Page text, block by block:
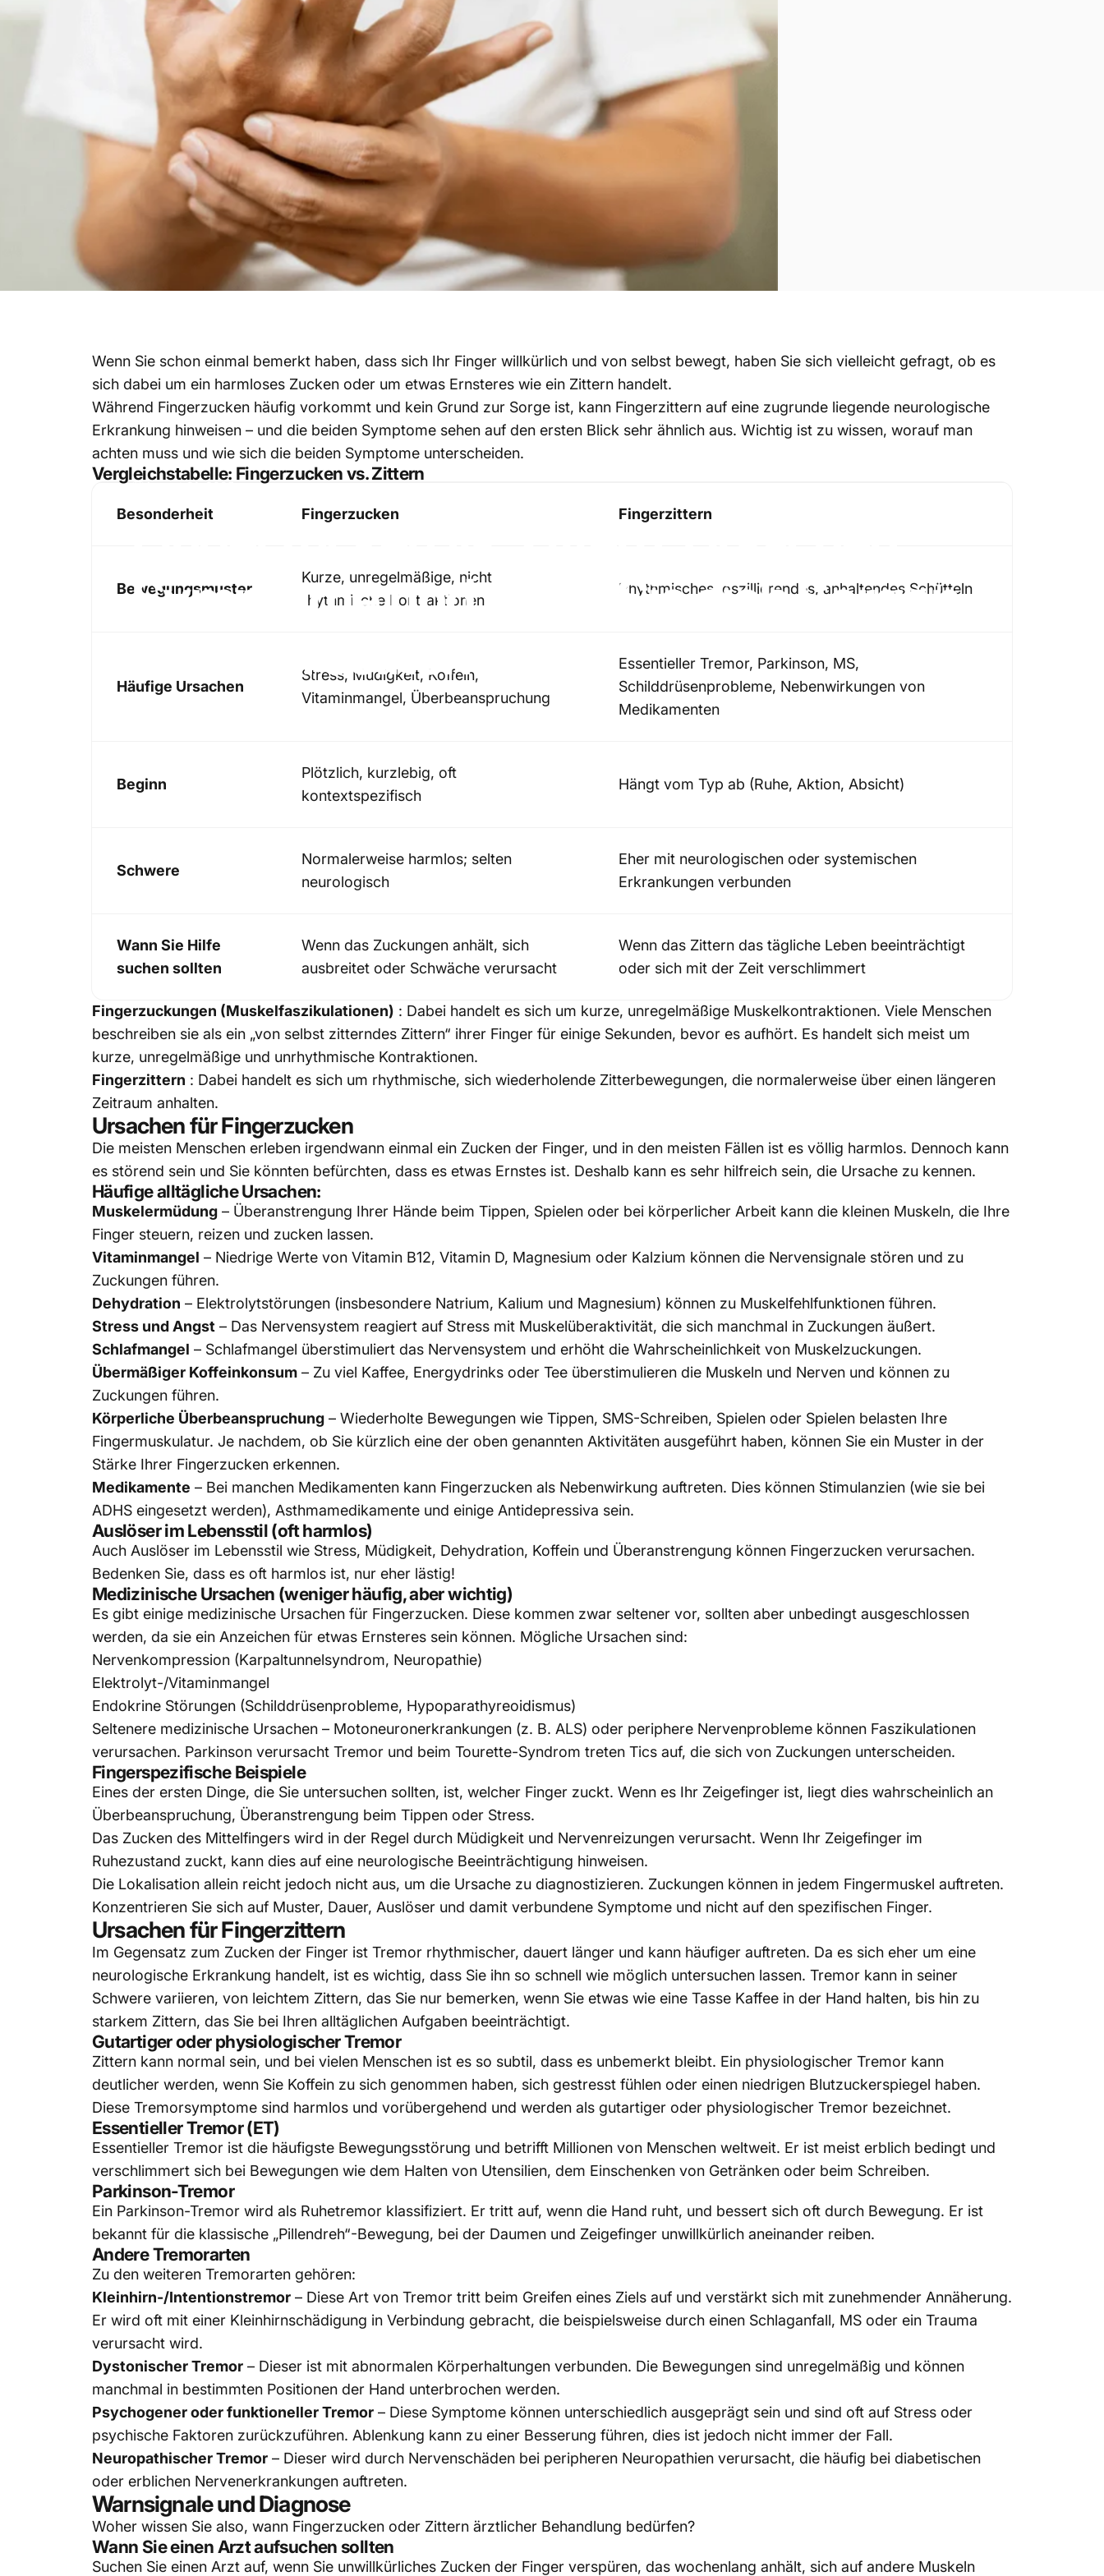
Fingerzucken Zittern:Ursachen,
Symptomeundwann SiesichSorgen
machensollten
Wenn Sie schon einmal bemerkt haben, dass sich Ihr Finger willkürlich und von selbst bewegt, haben Sie sich vielleicht gefragt, ob es
sich dabei um ein harmloses Zucken oder um etwas Ernsteres wie ein Zittern handelt.
Während Fingerzucken häufig vorkommt und kein Grund zur Sorge ist, kann Fingerzittern auf eine zugrunde liegende neurologische
Erkrankung hinweisen – und die beiden Symptome sehen auf den ersten Blick sehr ähnlich aus. Wichtig ist zu wissen, worauf man
achten muss und wie sich die beiden Symptome unterscheiden.
Vergleichstabelle: Fingerzucken vs. Zittern
Besonderheit Fingerzucken Fingerzittern
Bewegungsmuster
Kurze, unregelmäßige, nicht
rhythmische Kontraktionen
Rhythmisches, oszillierendes, anhaltendes Schütteln
Häufige Ursachen
Stress, Müdigkeit, Koffein,
Vitaminmangel, Überbeanspruchung
Essentieller Tremor, Parkinson, MS,
Schilddrüsenprobleme, Nebenwirkungen von
Medikamenten
Beginn
Plötzlich, kurzlebig, oft
kontextspezifisch
Hängt vom Typ ab (Ruhe, Aktion, Absicht)
Schwere
Normalerweise harmlos; selten
neurologisch
Eher mit neurologischen oder systemischen
Erkrankungen verbunden
Wann Sie Hilfe
suchen sollten
Wenn das Zuckungen anhält, sich
ausbreitet oder Schwäche verursacht
Wenn das Zittern das tägliche Leben beeinträchtigt
oder sich mit der Zeit verschlimmert
Fingerzuckungen (Muskelfaszikulationen) : Dabei handelt es sich um kurze, unregelmäßige Muskelkontraktionen. Viele Menschen
beschreiben sie als ein „von selbst zitterndes Zittern“ ihrer Finger für einige Sekunden, bevor es aufhört. Es handelt sich meist um
kurze, unregelmäßige und unrhythmische Kontraktionen.
Fingerzittern : Dabei handelt es sich um rhythmische, sich wiederholende Zitterbewegungen, die normalerweise über einen längeren
Zeitraum anhalten.
Ursachen für Fingerzucken
Die meisten Menschen erleben irgendwann einmal ein Zucken der Finger, und in den meisten Fällen ist es völlig harmlos. Dennoch kann
es störend sein und Sie könnten befürchten, dass es etwas Ernstes ist. Deshalb kann es sehr hilfreich sein, die Ursache zu kennen.
Häufige alltägliche Ursachen:
Muskelermüdung – Überanstrengung Ihrer Hände beim Tippen, Spielen oder bei körperlicher Arbeit kann die kleinen Muskeln, die Ihre
Finger steuern, reizen und zucken lassen.
Vitaminmangel – Niedrige Werte von Vitamin B12, Vitamin D, Magnesium oder Kalzium können die Nervensignale stören und zu
Zuckungen führen.
Dehydration – Elektrolytstörungen (insbesondere Natrium, Kalium und Magnesium) können zu Muskelfehlfunktionen führen.
Stress und Angst – Das Nervensystem reagiert auf Stress mit Muskelüberaktivität, die sich manchmal in Zuckungen äußert.
Schlafmangel – Schlafmangel überstimuliert das Nervensystem und erhöht die Wahrscheinlichkeit von Muskelzuckungen.
Übermäßiger Koffeinkonsum – Zu viel Kaffee, Energydrinks oder Tee überstimulieren die Muskeln und Nerven und können zu
Zuckungen führen.
Körperliche Überbeanspruchung – Wiederholte Bewegungen wie Tippen, SMS-Schreiben, Spielen oder Spielen belasten Ihre
Fingermuskulatur. Je nachdem, ob Sie kürzlich eine der oben genannten Aktivitäten ausgeführt haben, können Sie ein Muster in der
Stärke Ihrer Fingerzucken erkennen.
Medikamente – Bei manchen Medikamenten kann Fingerzucken als Nebenwirkung auftreten. Dies können Stimulanzien (wie sie bei
ADHS eingesetzt werden), Asthmamedikamente und einige Antidepressiva sein.
Auslöser im Lebensstil (oft harmlos)
Auch Auslöser im Lebensstil wie Stress, Müdigkeit, Dehydration, Koffein und Überanstrengung können Fingerzucken verursachen.
Bedenken Sie, dass es oft harmlos ist, nur eher lästig!
Medizinische Ursachen (weniger häufig, aber wichtig)
Es gibt einige medizinische Ursachen für Fingerzucken. Diese kommen zwar seltener vor, sollten aber unbedingt ausgeschlossen
werden, da sie ein Anzeichen für etwas Ernsteres sein können. Mögliche Ursachen sind:
Nervenkompression (Karpaltunnelsyndrom, Neuropathie)
Elektrolyt-/Vitaminmangel
Endokrine Störungen (Schilddrüsenprobleme, Hypoparathyreoidismus)
Seltenere medizinische Ursachen – Motoneuronerkrankungen (z. B. ALS) oder periphere Nervenprobleme können Faszikulationen
verursachen. Parkinson verursacht Tremor und beim Tourette-Syndrom treten Tics auf, die sich von Zuckungen unterscheiden.
Fingerspezifische Beispiele
Eines der ersten Dinge, die Sie untersuchen sollten, ist, welcher Finger zuckt. Wenn es Ihr Zeigefinger ist, liegt dies wahrscheinlich an
Überbeanspruchung, Überanstrengung beim Tippen oder Stress.
Das Zucken des Mittelfingers wird in der Regel durch Müdigkeit und Nervenreizungen verursacht. Wenn Ihr Zeigefinger im
Ruhezustand zuckt, kann dies auf eine neurologische Beeinträchtigung hinweisen.
Die Lokalisation allein reicht jedoch nicht aus, um die Ursache zu diagnostizieren. Zuckungen können in jedem Fingermuskel auftreten.
Konzentrieren Sie sich auf Muster, Dauer, Auslöser und damit verbundene Symptome und nicht auf den spezifischen Finger.
Ursachen für Fingerzittern
Im Gegensatz zum Zucken der Finger ist Tremor rhythmischer, dauert länger und kann häufiger auftreten. Da es sich eher um eine
neurologische Erkrankung handelt, ist es wichtig, dass Sie ihn so schnell wie möglich untersuchen lassen. Tremor kann in seiner
Schwere variieren, von leichtem Zittern, das Sie nur bemerken, wenn Sie etwas wie eine Tasse Kaffee in der Hand halten, bis hin zu
starkem Zittern, das Sie bei Ihren alltäglichen Aufgaben beeinträchtigt.
Gutartiger oder physiologischer Tremor
Zittern kann normal sein, und bei vielen Menschen ist es so subtil, dass es unbemerkt bleibt. Ein physiologischer Tremor kann
deutlicher werden, wenn Sie Koffein zu sich genommen haben, sich gestresst fühlen oder einen niedrigen Blutzuckerspiegel haben.
Diese Tremorsymptome sind harmlos und vorübergehend und werden als gutartiger oder physiologischer Tremor bezeichnet.
Essentieller Tremor (ET)
Essentieller Tremor ist die häufigste Bewegungsstörung und betrifft Millionen von Menschen weltweit. Er ist meist erblich bedingt und
verschlimmert sich bei Bewegungen wie dem Halten von Utensilien, dem Einschenken von Getränken oder beim Schreiben.
Parkinson-Tremor
Ein Parkinson-Tremor wird als Ruhetremor klassifiziert. Er tritt auf, wenn die Hand ruht, und bessert sich oft durch Bewegung. Er ist
bekannt für die klassische „Pillendreh“-Bewegung, bei der Daumen und Zeigefinger unwillkürlich aneinander reiben.
Andere Tremorarten
Zu den weiteren Tremorarten gehören:
Kleinhirn-/Intentionstremor – Diese Art von Tremor tritt beim Greifen eines Ziels auf und verstärkt sich mit zunehmender Annäherung.
Er wird oft mit einer Kleinhirnschädigung in Verbindung gebracht, die beispielsweise durch einen Schlaganfall, MS oder ein Trauma
verursacht wird.
Dystonischer Tremor – Dieser ist mit abnormalen Körperhaltungen verbunden. Die Bewegungen sind unregelmäßig und können
manchmal in bestimmten Positionen der Hand unterbrochen werden.
Psychogener oder funktioneller Tremor – Diese Symptome können unterschiedlich ausgeprägt sein und sind oft auf Stress oder
psychische Faktoren zurückzuführen. Ablenkung kann zu einer Besserung führen, dies ist jedoch nicht immer der Fall.
Neuropathischer Tremor – Dieser wird durch Nervenschäden bei peripheren Neuropathien verursacht, die häufig bei diabetischen
oder erblichen Nervenerkrankungen auftreten.
Warnsignale und Diagnose
Woher wissen Sie also, wann Fingerzucken oder Zittern ärztlicher Behandlung bedürfen?
Wann Sie einen Arzt aufsuchen sollten
Suchen Sie einen Arzt auf, wenn Sie unwillkürliches Zucken der Finger verspüren, das wochenlang anhält, sich auf andere Muskeln